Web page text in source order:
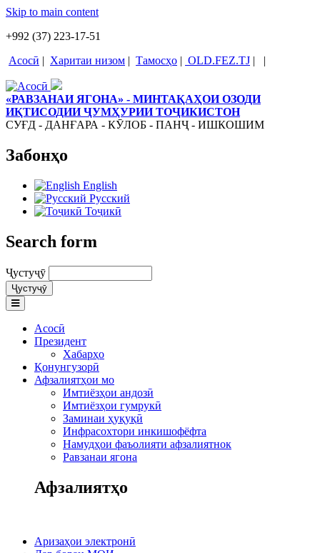
Skip to main content
+992 (37) 223-17-51
Асосӣ | Харитаи низом | Тамосҳо | OLD.FEZ.TJ | |
«РАВЗАНАИ ЯГОНА» - МИНТАҚАҲОИ ОЗОДИ
ИҚТИСОДИИ ҶУМҲУРИИ ТОҶИКИСТОН
СУҒД - ДАНҒАРА - КӮЛОБ - ПАНҶ - ИШКОШИМ
Забонҳо
English
Русский
Тоҷикӣ
Search form
Ҷустуҷӯ
Асосӣ
Президент
Хабарҳо
Қонунгузорӣ
Афзалиятҳои мо
Имтиёзҳои андозӣ
Имтиёзҳои гумрукӣ
Заминаи ҳуқуқӣ
Инфрасохтори инкишофёфта
Намудҳои фаъолияти афзалиятнок
Равзанаи ягона
Афзалиятҳо
Аризаҳои электронӣ